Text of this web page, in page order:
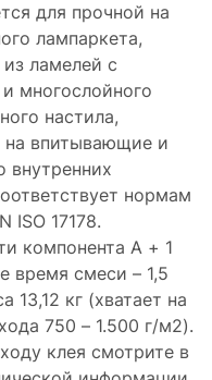
для прочной на
лампаркета,
ламелей с
многослойного
настила,
на впитывающие и
внутренних
нормам
ISO 17178.
компонента A + 1
время смеси – 1,5
13,12 кг (хватает на
750 – 1.500 г/м2).
клея смотрите в